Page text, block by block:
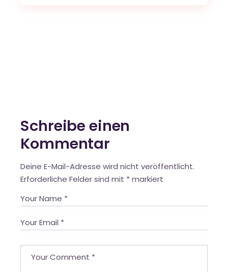
Schreibe einen
Kommentar
Deine E-Mail-Adresse wird nicht veröffentlicht.
Erforderliche Felder sind mit * markiert